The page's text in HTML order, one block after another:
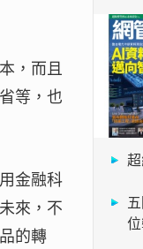
，而且
等，也
金融科
來，不
的轉